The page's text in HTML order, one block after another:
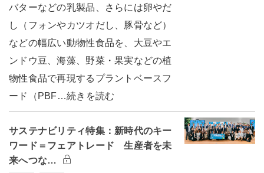
バターなどの乳製品、さらには卵やだ
し（フォンやカツオだし、豚骨など）
などの幅広い動物性食品を、大豆やエ
ンドウ豆、海藻、野菜・果実などの植
物性食品で再現するプラントベースフ
ード（PBF…続きを読む
サステナビリティ特集：新時代のキー
ワード＝フェアトレード 生産者を未
来へつな…